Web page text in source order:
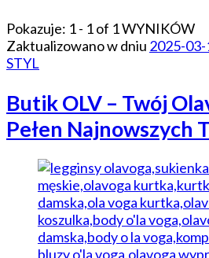
Pokazuje: 1 - 1 of 1 WYNIKÓW
Zaktualizowano w dniu 2025-
STYL
Butik OLV – Twój
Pełen Najnowszych